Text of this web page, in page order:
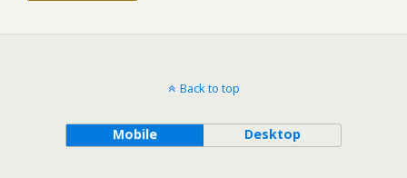
Back to top
Mobile Desktop